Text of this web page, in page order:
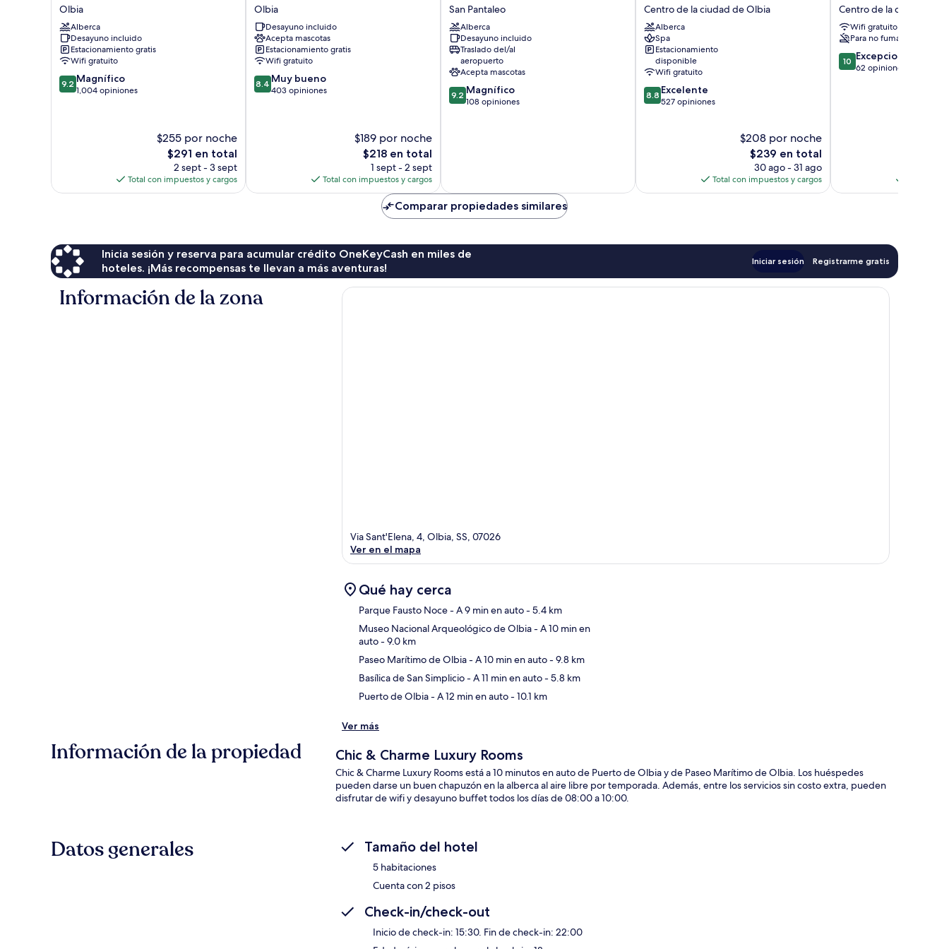
Hotel
Olbia
Olbia
Alberca
Desayuno incluido
Estacionamiento gratis
Wifi gratuito
9.2
de
9.2 Magnífico
1,004 opiniones
$255 por noche
El
precio
actual
es
$291 en total
2 sept - 3 sept
Total con impuestos y cargos
Martini
Olbia
Olbia
Olbia
Desayuno incluido
Acepta mascotas
Estacionamiento gratis
Wifi gratuito
8.4
de
8.4 Muy bueno
403 opiniones
$189 por noche
El
precio
actual
es
$218 en total
1 sept - 2 sept
Total con impuestos y cargos
Arathena
San
Pantaleo
San Pantaleo
Alberca
Desayuno incluido
Traslado del/al
aeropuerto
Acepta mascotas
9.2
de
9.2 Magnífico
108 opiniones
For
You
Centro
de
la
ciudad
de
Olbia
Centro de la ciudad de Olbia
Alberca
Spa
Estacionamiento
disponible
Wifi gratuito
8.8
de
8.8 Excelente
527 opiniones
$208 por noche
El
precio
actual
es
$239 en total
30 ago - 31 ago
Total con impuestos y cargos
Lifestyle
Rooms
&
Suites
Centro
de
Centro de la ciudad de
Wifi gratuito
Para no fumadores
10.0
de
10 Excepcional
62 opiniones
Comparar propiedades similares
Inicia sesión y reserva para acumular crédito OneKeyCash en miles de
hoteles. ¡Más recompensas te llevan a más aventuras!
Iniciar sesión Registrarme gratis
Información de la zona
Via Sant'Elena, 4, Olbia, SS, 07026
Ver en el mapa
Qué hay cerca
Parque Fausto Noce- A 9 min en auto- 5.4 km
Museo Nacional Arqueológico de Olbia- A 10 min en
auto- 9.0 km
Paseo Marítimo de Olbia- A 10 min en auto- 9.8 km
Basílica de San Simplicio- A 11 min en auto- 5.8 km
Puerto de Olbia- A 12 min en auto- 10.1 km
Ver más
Información de la propiedad Chic & Charme Luxury Rooms
Chic & Charme Luxury Rooms está a 10 minutos en auto de Puerto de Olbia y de Paseo Marítimo de Olbia. Los huéspedes
pueden darse un buen chapuzón en la alberca al aire libre por temporada. Además, entre los servicios sin costo extra, pueden
disfrutar de wifi y desayuno buffet todos los días de 08:00 a 10:00.
Datos generales Tamaño del hotel
5 habitaciones
Cuenta con 2 pisos
Check-in/check-out
Inicio de check-in: 15:30. Fin de check-in: 22:00